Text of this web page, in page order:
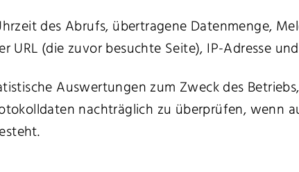
des Abrufs, übertragene Datenmenge,
URL (die zuvor besuchte Seite), IP-Adresse
Auswertungen zum Zweck des
nachträglich zu überprüfen, wenn